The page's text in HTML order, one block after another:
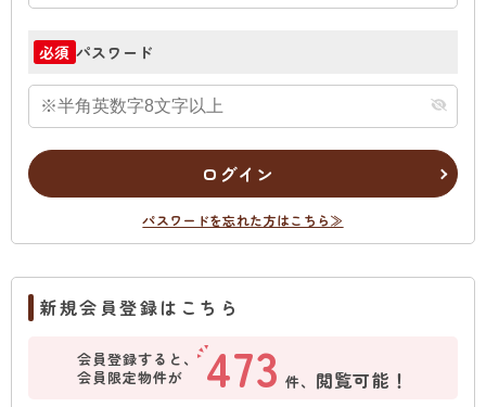
必須 パスワード
ログイン
パスワードを忘れた方はこちら≫
新規会員登録はこちら
会員登録すると、
会員限定物件が
473 件、 閲覧可能！